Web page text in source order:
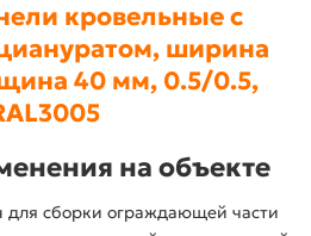
кровельные с
ширина
40 мм, 0.5/0.5,
на объекте
для сборки ограждающей части